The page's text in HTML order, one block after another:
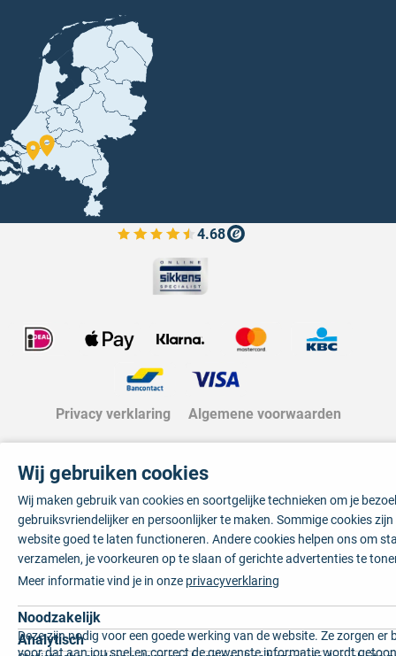
4.68
Bekijk de verfplaza beoordelingen
Privacy verklaring Algemene voorwaarden
Wij gebruiken cookies
Wij maken gebruik van cookies en soortgelijke technieken om je
gebruiksvriendelijker en persoonlijker te maken. Sommige cookies
website goed te laten functioneren. Andere cookies helpen ons om
verzamelen, je voorkeuren op te slaan of gerichte advertenties te
Meer informatie vind je in onze privacyverklaring
Noodzakelijk
Deze zijn nodig voor een goede werking van de website. Ze zorgen er
voor dat aan jou snel en correct de gewenste informatie wordt
Analytisch